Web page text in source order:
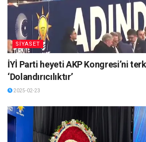
SİYASET
İYİ Parti heyeti AKP Kongresi’ni
‘Dolandırıcılıktır’
2025-02-23